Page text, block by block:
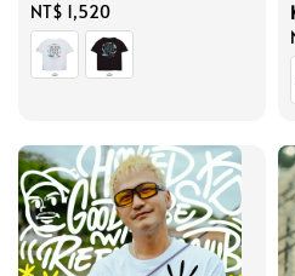
Regular
price
NT$ 1,520